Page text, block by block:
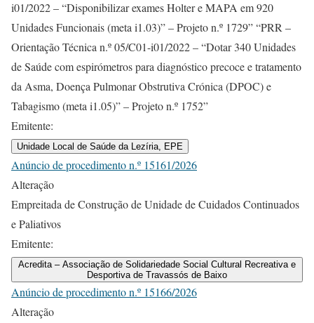
i01/2022 – “Disponibilizar exames Holter e MAPA em 920
Unidades Funcionais (meta i1.03)” – Projeto n.º 1729” “PRR –
Orientação Técnica n.º 05/C01-i01/2022 – “Dotar 340 Unidades
de Saúde com espirómetros para diagnóstico precoce e tratamento
da Asma, Doença Pulmonar Obstrutiva Crónica (DPOC) e
Tabagismo (meta i1.05)” – Projeto n.º 1752”
Emitente:
Unidade Local de Saúde da Lezíria, EPE
Anúncio de procedimento n.º 15161/2026
Alteração
Empreitada de Construção de Unidade de Cuidados Continuados
e Paliativos
Emitente:
Acredita – Associação de Solidariedade Social Cultural Recreativa e
Desportiva de Travassós de Baixo
Anúncio de procedimento n.º 15166/2026
Alteração